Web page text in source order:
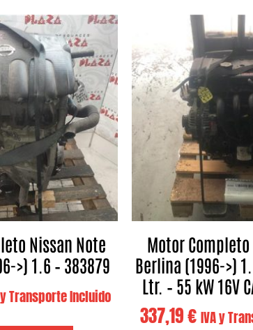
Nissan Note
>) 1.6 – 383879
Transporte Incluido
Motor Completo
Berlina (1996->)
Ltr. – 55 kW 16V
337,19€ IVA y